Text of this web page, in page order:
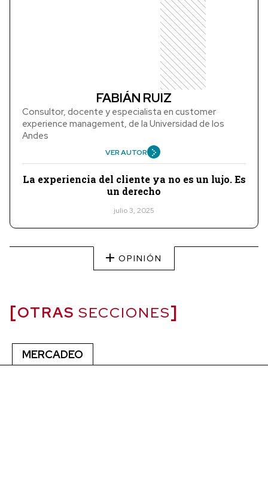
FABIÁN RUIZ
Consultor, docente y especialista en customer
experience management, de la Universidad de los
Andes
VER AUTOR
La experiencia del cliente ya no es un lujo. Es
un derecho
julio 3, 2025
OPINIÓN
OTRAS SECCIONES
MERCADEO